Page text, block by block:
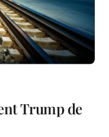
Trump de